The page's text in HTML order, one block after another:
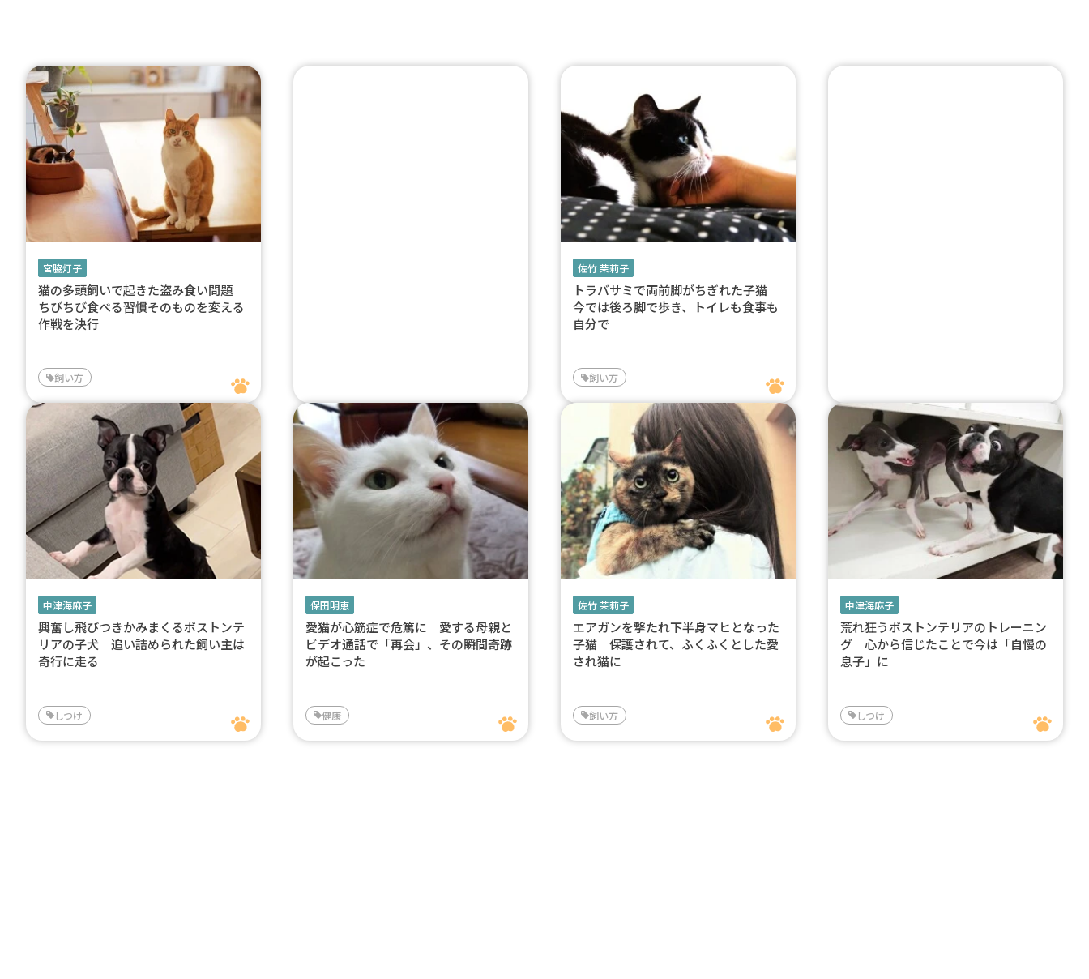
宮脇灯子
猫の多頭飼いで起きた盗み食い問題
ちびちび食べる習慣そのものを変える
作戦を決行
飼い方
佐竹 茉莉子
トラバサミで両前脚がちぎれた子猫
今では後ろ脚で歩き、トイレも食事も
自分で
飼い方
中津海麻子
興奮し飛びつきかみまくるボストンテ
リアの子犬 追い詰められた飼い主は
奇行に走る
しつけ
保田明恵
愛猫が心筋症で危篤に 愛する母親と
ビデオ通話で「再会」、その瞬間奇跡
が起こった
健康
佐竹 茉莉子
エアガンを撃たれ下半身マヒとなった
子猫 保護されて、ふくふくとした愛
され猫に
飼い方
中津海麻子
荒れ狂うボストンテリアのトレーニン
グ 心から信じたことで今は「自慢の
息子」に
しつけ